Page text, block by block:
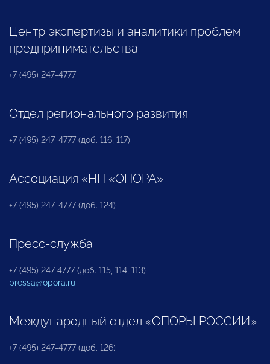
Центр экспертизы и аналитики проблем
предпринимательства
+7 (495) 247-4777
Отдел регионального развития
+7 (495) 247-4777 (доб. 116, 117)
Ассоциация «НП «ОПОРА»
+7 (495) 247-4777 (доб. 124)
Пресс-служба
+7 (495) 247 4777 (доб. 115, 114, 113)
pressa@opora.ru
Международный отдел «ОПОРЫ РОССИИ»
+7 (495) 247-4777 (доб. 126)